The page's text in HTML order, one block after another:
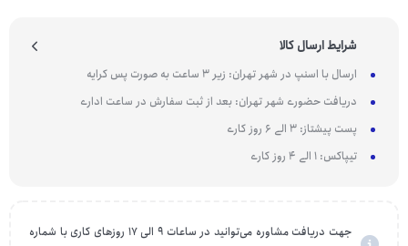
شرایط ارسال کالا
ارسال با اسنپ در شهر تهران: زیر 3 ساعت به صورت پس کرایه
دریافت حضوری شهر تهران: بعد از ثبت سفارش در ساعت اداری
پست پیشتاز: 3 الی 6 روز کاری
تیپاکس: 1 الی 4 روز کاری
جهت دریافت مشاوره می‌توانید در ساعات 9 الی 17 روزهای کاری با شماره